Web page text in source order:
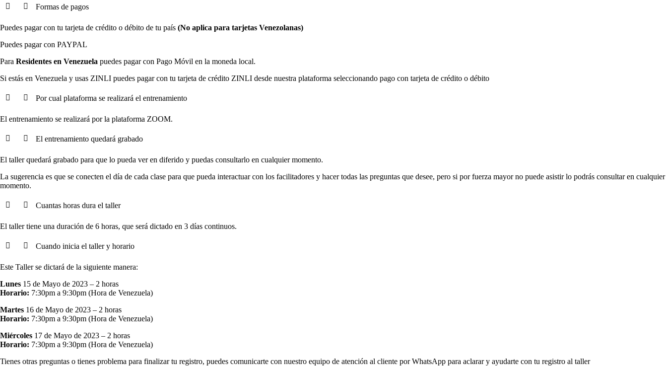
Formas de pagos
Puedes pagar con tu tarjeta de crédito o débito de tu país (No aplica para tarjetas Venezolanas)
Puedes pagar con PAYPAL
Para Residentes en Venezuela puedes pagar con Pago Móvil en la moneda local.
Si estás en Venezuela y usas ZINLI puedes pagar con tu tarjeta de crédito ZINLI desde nuestra plataforma seleccionando pago con tarjeta de crédito o débito
Por cual plataforma se realizará el entrenamiento
El entrenamiento se realizará por la plataforma ZOOM.
El entrenamiento quedará grabado
El taller quedará grabado para que lo pueda ver en diferido y puedas consultarlo en cualquier momento.
La sugerencia es que se conecten el día de cada clase para que pueda interactuar con los facilitadores y hacer todas las preguntas que desee, pero si por fuerza mayor no puede asistir lo podrás consultar en cualquier
momento.
Cuantas horas dura el taller
El taller tiene una duración de 6 horas, que será dictado en 3 días continuos.
Cuando inicia el taller y horario
Este Taller se dictará de la siguiente manera:
Lunes 15 de Mayo de 2023 – 2 horas
Horario: 7:30pm a 9:30pm (Hora de Venezuela)
Martes 16 de Mayo de 2023 – 2 horas
Horario: 7:30pm a 9:30pm (Hora de Venezuela)
Miércoles 17 de Mayo de 2023 – 2 horas
Horario: 7:30pm a 9:30pm (Hora de Venezuela)
Tienes otras preguntas o tienes problema para finalizar tu registro, puedes comunicarte con nuestro equipo de atención al cliente por WhatsApp para aclarar y ayudarte con tu registro al taller